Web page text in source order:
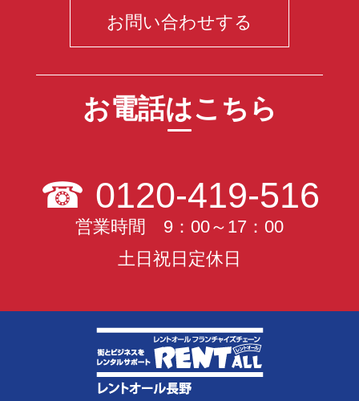
お問い合わせする
お電話はこちら
☎ 0120-419-516
営業時間 9：00～17：00
土日祝日定休日